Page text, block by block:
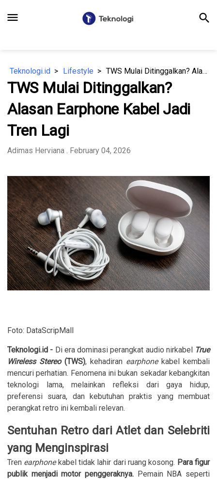
menu search
Teknologi.id Lifestyle TWS Mulai Ditinggalkan? Alasan Earphone Kabel Jadi Tren Lagi
TWS Mulai Ditinggalkan?
Alasan Earphone Kabel Jadi
Tren Lagi
⁠Adimas Herviana . February 04, 2026
Foto: DataScripMall
Teknologi.id - Di era dominasi perangkat audio nirkabel True
Wireless Stereo(TWS), kehadiran earphonekabel kembali
mencuri perhatian. Fenomena ini bukan sekadar kebangkitan
teknologi lama, melainkan refleksi dari gaya hidup,
preferensi suara, dan kebutuhan praktis yang membuat
perangkat retro ini kembali relevan.
Sentuhan Retro dari Atlet dan Selebriti
yang Menginspirasi
Tren earphonekabel tidak lahir dari ruang kosong. Para figur
publik menjadi motor penggeraknya. Pemain NBA seperti